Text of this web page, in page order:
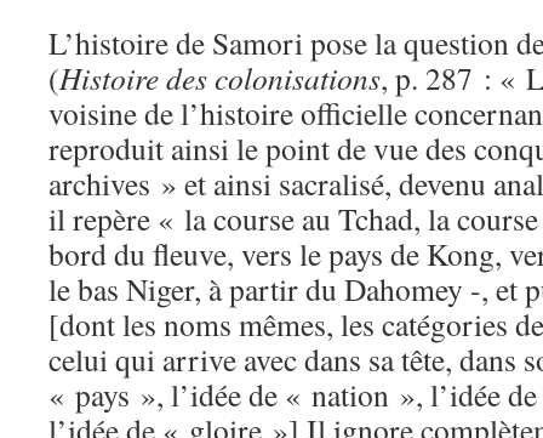
L’histoire de Samori pose la question
(Histoire des colonisations, p. 287 : «
voisine de l’histoire officielle
reproduit ainsi le point de vue des
archives » et ainsi sacralisé, devenu
il repère « la course au Tchad, la
bord du fleuve, vers le pays de Kong,
le bas Niger, à partir du Dahomey -, et
[dont les noms mêmes, les catégories
celui qui arrive avec dans sa tête, dans
« pays », l’idée de « nation », l’idée
l’idée de « gloire »] Il ignore